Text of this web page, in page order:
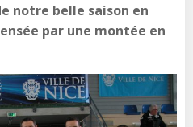
notre belle saison en
par une montée en